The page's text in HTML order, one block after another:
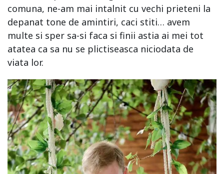
comuna, ne-am mai intalnit cu vechi prieteni la
depanat tone de amintiri, caci stiti… avem
multe si sper sa-si faca si finii astia ai mei tot
atatea ca sa nu se plictiseasca niciodata de
viata lor.